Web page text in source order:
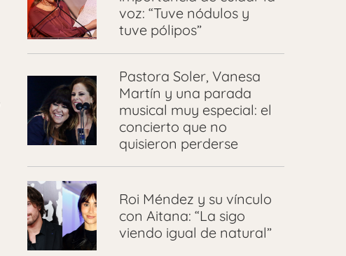
voz: “Tuve nódulos y
tuve pólipos”
Pastora Soler, Vanesa
Martín y una parada
musical muy especial: el
concierto que no
quisieron perderse
Roi Méndez y su vínculo
con Aitana: “La sigo
viendo igual de natural”